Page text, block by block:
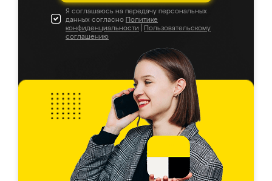
Я соглашаюсь на передачу персональных
данных согласно Политике
конфиденциальности
Пользовательскому
соглашению